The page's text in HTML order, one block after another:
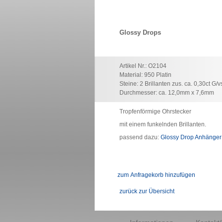
Glossy Drops
Artikel Nr.: O2104
Material: 950 Platin
Steine: 2 Brillanten zus. ca. 0,30ct G/
Durchmesser: ca. 12,0mm x 7,6mm
Tropfenförmige Ohrstecker
mit einem funkelnden Brillanten.
passend dazu: Glossy Drop Anhänger
zurück zur Übersicht